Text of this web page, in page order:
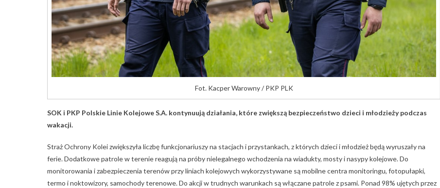
Fot. Kacper Warowny / PKP PLK
SOK i PKP Polskie Linie Kolejowe S.A. kontynuują działania, które zwiększą bezpieczeństwo dzieci i młodzieży podczas
wakacji.
Straż Ochrony Kolei zwiększyła liczbę funkcjonariuszy na stacjach i przystankach, z których dzieci i młodzież będą wyruszały na
ferie. Dodatkowe patrole w terenie reagują na próby nielegalnego wchodzenia na wiadukty, mosty i nasypy kolejowe. Do
monitorowania i zabezpieczenia terenów przy liniach kolejowych wykorzystywane są mobilne centra monitoringu, fotopułapki,
termo i noktowizory, samochody terenowe. Do akcji w trudnych warunkach są włączane patrole z psami. Ponad 98% ujętych przez